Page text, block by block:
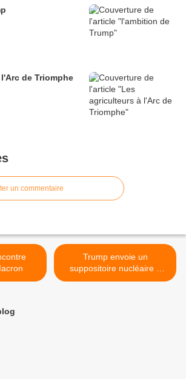
de Triomphe
un commentaire
Trump envoie un
suppositoire nucléaire à
Poutine >